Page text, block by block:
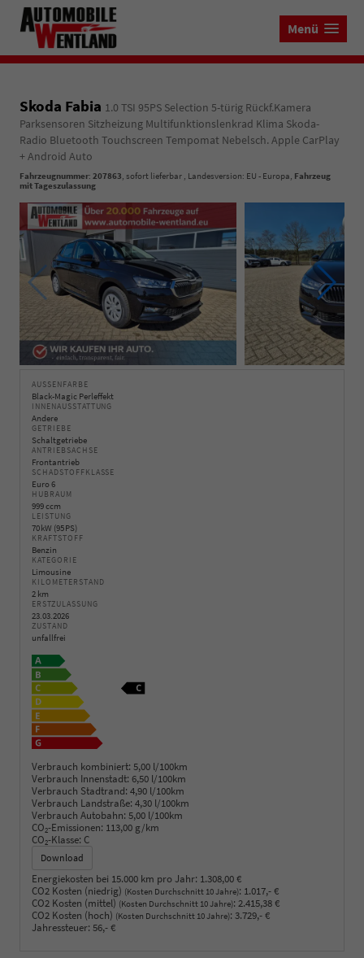
Menü
Skoda Fabia 1.0 TSI 95PS Selection 5-türig Rückf.Kamera
Parksensoren Sitzheizung Multifunktionslenkrad Klima Skoda-
Radio Bluetooth Touchscreen Tempomat Nebelsch. Apple CarPlay
+ Android Auto
Fahrzeugnummer: 207863, sofort lieferbar , Landesversion: EU - Europa, Fahrzeug
mit Tageszulassung
AUSSENFARBE
Black-Magic Perleffekt
INNENAUSSTATTUNG
Andere
GETRIEBE
Schaltgetriebe
ANTRIEBSACHSE
Frontantrieb
SCHADSTOFFKLASSE
Euro 6
HUBRAUM
999 ccm
LEISTUNG
70 kW (95 PS)
KRAFTSTOFF
Benzin
KATEGORIE
Limousine
KILOMETERSTAND
2 km
ERSTZULASSUNG
23.03.2026
ZUSTAND
unfallfrei
Verbrauch kombiniert: 5,00 l/100km
Verbrauch Innenstadt: 6,50 l/100km
Verbrauch Stadtrand: 4,90 l/100km
Verbrauch Landstraße: 4,30 l/100km
Verbrauch Autobahn: 5,00 l/100km
CO2-Emissionen: 113,00 g/km
CO2-Klasse: C
Download
Energiekosten bei 15.000 km pro Jahr: 1.308,00 €
CO2 Kosten (niedrig) (Kosten Durchschnitt 10 Jahre): 1.017,- €
CO2 Kosten (mittel) (Kosten Durchschnitt 10 Jahre): 2.415,38 €
CO2 Kosten (hoch) (Kosten Durchschnitt 10 Jahre): 3.729,- €
Jahressteuer: 56,- €